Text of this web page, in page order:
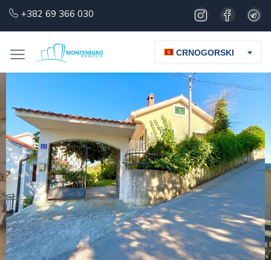
+382 69 366 030
CRNOGORSKI